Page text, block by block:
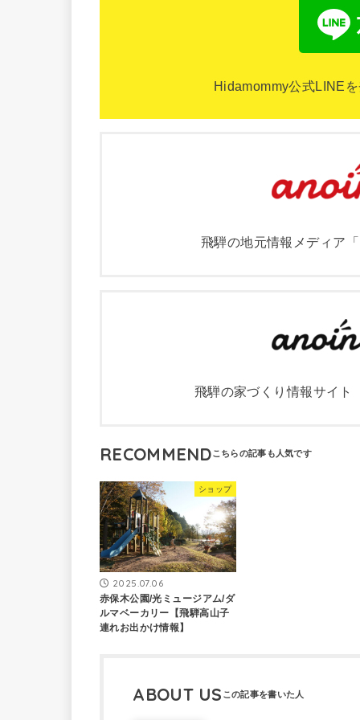
Hidamommy公式LINE
飛騨の地元情報メディア
飛騨の家づくり情報サイト
RECOMMEND
ショップ
2025.07.06
赤保木公園/光ミュージアム/ダ
ルマベーカリー【飛騨高山子
連れお出かけ情報】
ABOUT US